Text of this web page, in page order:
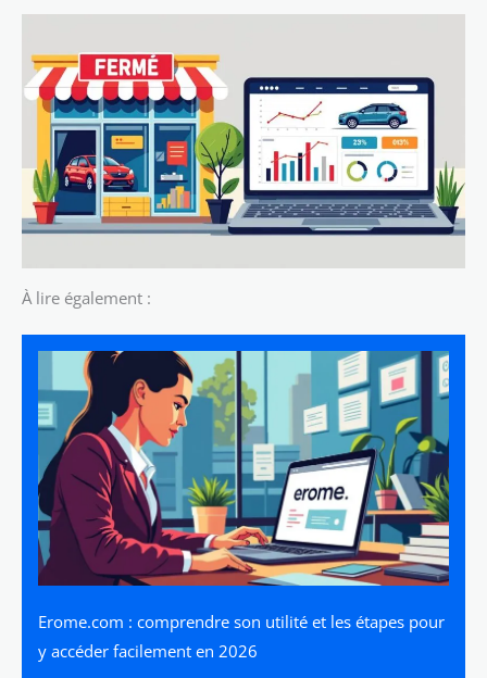
À lire également :
Erome.com : comprendre son utilité et les étapes pour
y accéder facilement en 2026